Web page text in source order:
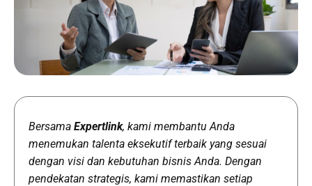
Bersama Expertlink, kami membantu Anda
menemukan talenta eksekutif terbaik yang sesuai
dengan visi dan kebutuhan bisnis Anda. Dengan
pendekatan strategis, kami memastikan setiap